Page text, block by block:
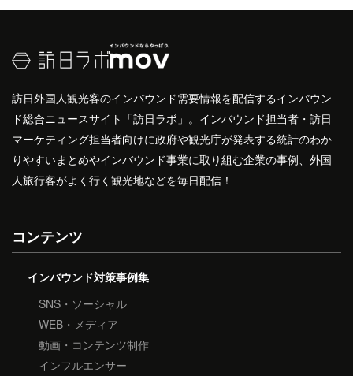
訪日外国人観光客のインバウンド需要情報を配信するインバウン
ド総合ニュースサイト「訪日ラボ」。インバウンド担当者・訪日
マーケティング担当者向けに政府や観光庁が発表する統計のわか
りやすいまとめやインバウンド事業に取り組む企業の事例、外国
人旅行客がよく行く観光地などを毎日配信！
コンテンツ
インバウンド対策事例集
SNS・ソーシャル
WEB・メディア
動画・コンテンツ制作
インフルエンサー